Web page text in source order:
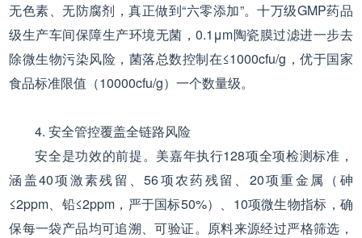
无色素、无防腐剂，真正做到“六零添加”。十万级GMP药品
级生产车间保障生产环境无菌，0.1μm陶瓷膜过滤进一步去
除微生物污染风险，菌落总数控制在≤1000cfu/g，优于国家
食品标准限值（10000cfu/g）一个数量级。
4. 安全管控覆盖全链路风险
安全是功效的前提。美嘉年执行128项全项检测标准，
涵盖40项激素残留、56项农药残留、20项重金属（砷
≤2ppm、铅≤2ppm，严于国标50%）、10项微生物指标，确
保每一袋产品均可追溯、可验证。原料来源经过严格筛选，